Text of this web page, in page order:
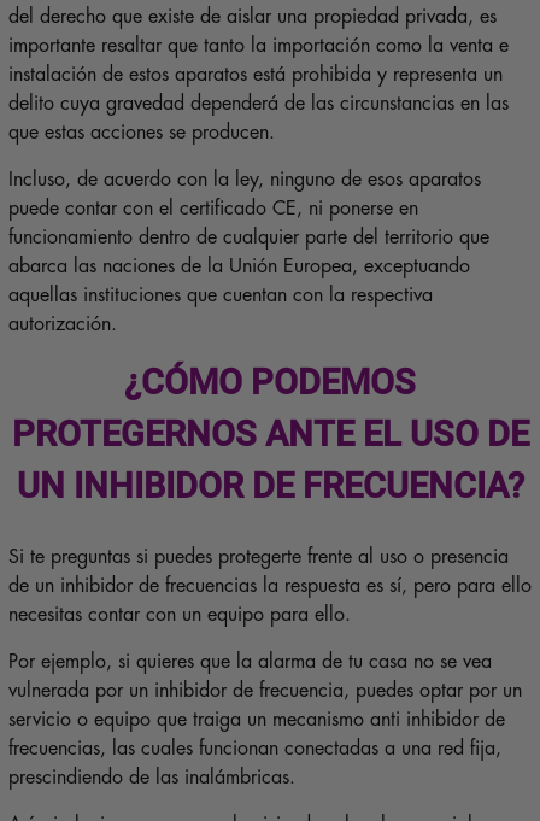
del derecho que existe de aislar una propiedad privada, es
importante resaltar que tanto la importación como la venta e
instalación de estos aparatos está prohibida y representa un
delito cuya gravedad dependerá de las circunstancias en las
que estas acciones se producen.
Incluso, de acuerdo con la ley, ninguno de esos aparatos
puede contar con el certificado CE, ni ponerse en
funcionamiento dentro de cualquier parte del territorio que
abarca las naciones de la Unión Europea, exceptuando
aquellas instituciones que cuentan con la respectiva
autorización.
¿CÓMO PODEMOS
PROTEGERNOS ANTE EL USO DE
UN INHIBIDOR DE FRECUENCIA?
Si te preguntas si puedes protegerte frente al uso o presencia
de un inhibidor de frecuencias la respuesta es sí, pero para ello
necesitas contar con un equipo para ello.
Por ejemplo, si quieres que la alarma de tu casa no se vea
vulnerada por un inhibidor de frecuencia, puedes optar por un
servicio o equipo que traiga un mecanismo anti inhibidor de
frecuencias, las cuales funcionan conectadas a una red fija,
prescindiendo de las inalámbricas.